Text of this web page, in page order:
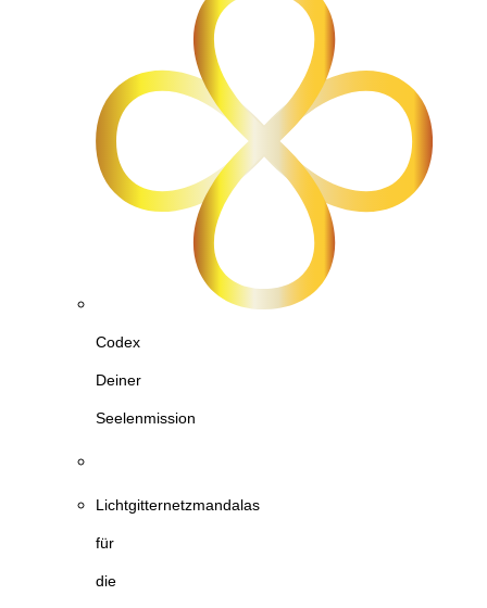
Codex
Deiner
Seelenmission
Lichtgitternetzmandalas
für
die